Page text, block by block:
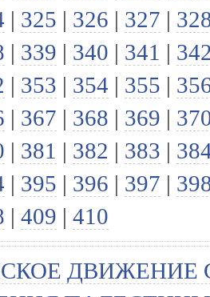
| 325 | 326 | 327 |
| 339 | 340 | 341 |
| 353 | 354 | 355 |
| 367 | 368 | 369 |
| 381 | 382 | 383 |
| 395 | 396 | 397 |
| 409 | 410
ДВИЖЕНИЕ